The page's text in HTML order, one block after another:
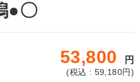
●〇
53,800 円
(税込 : 59,180円)